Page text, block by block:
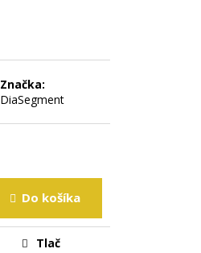
Značka:
DiaSegment
Do košíka
Tlač